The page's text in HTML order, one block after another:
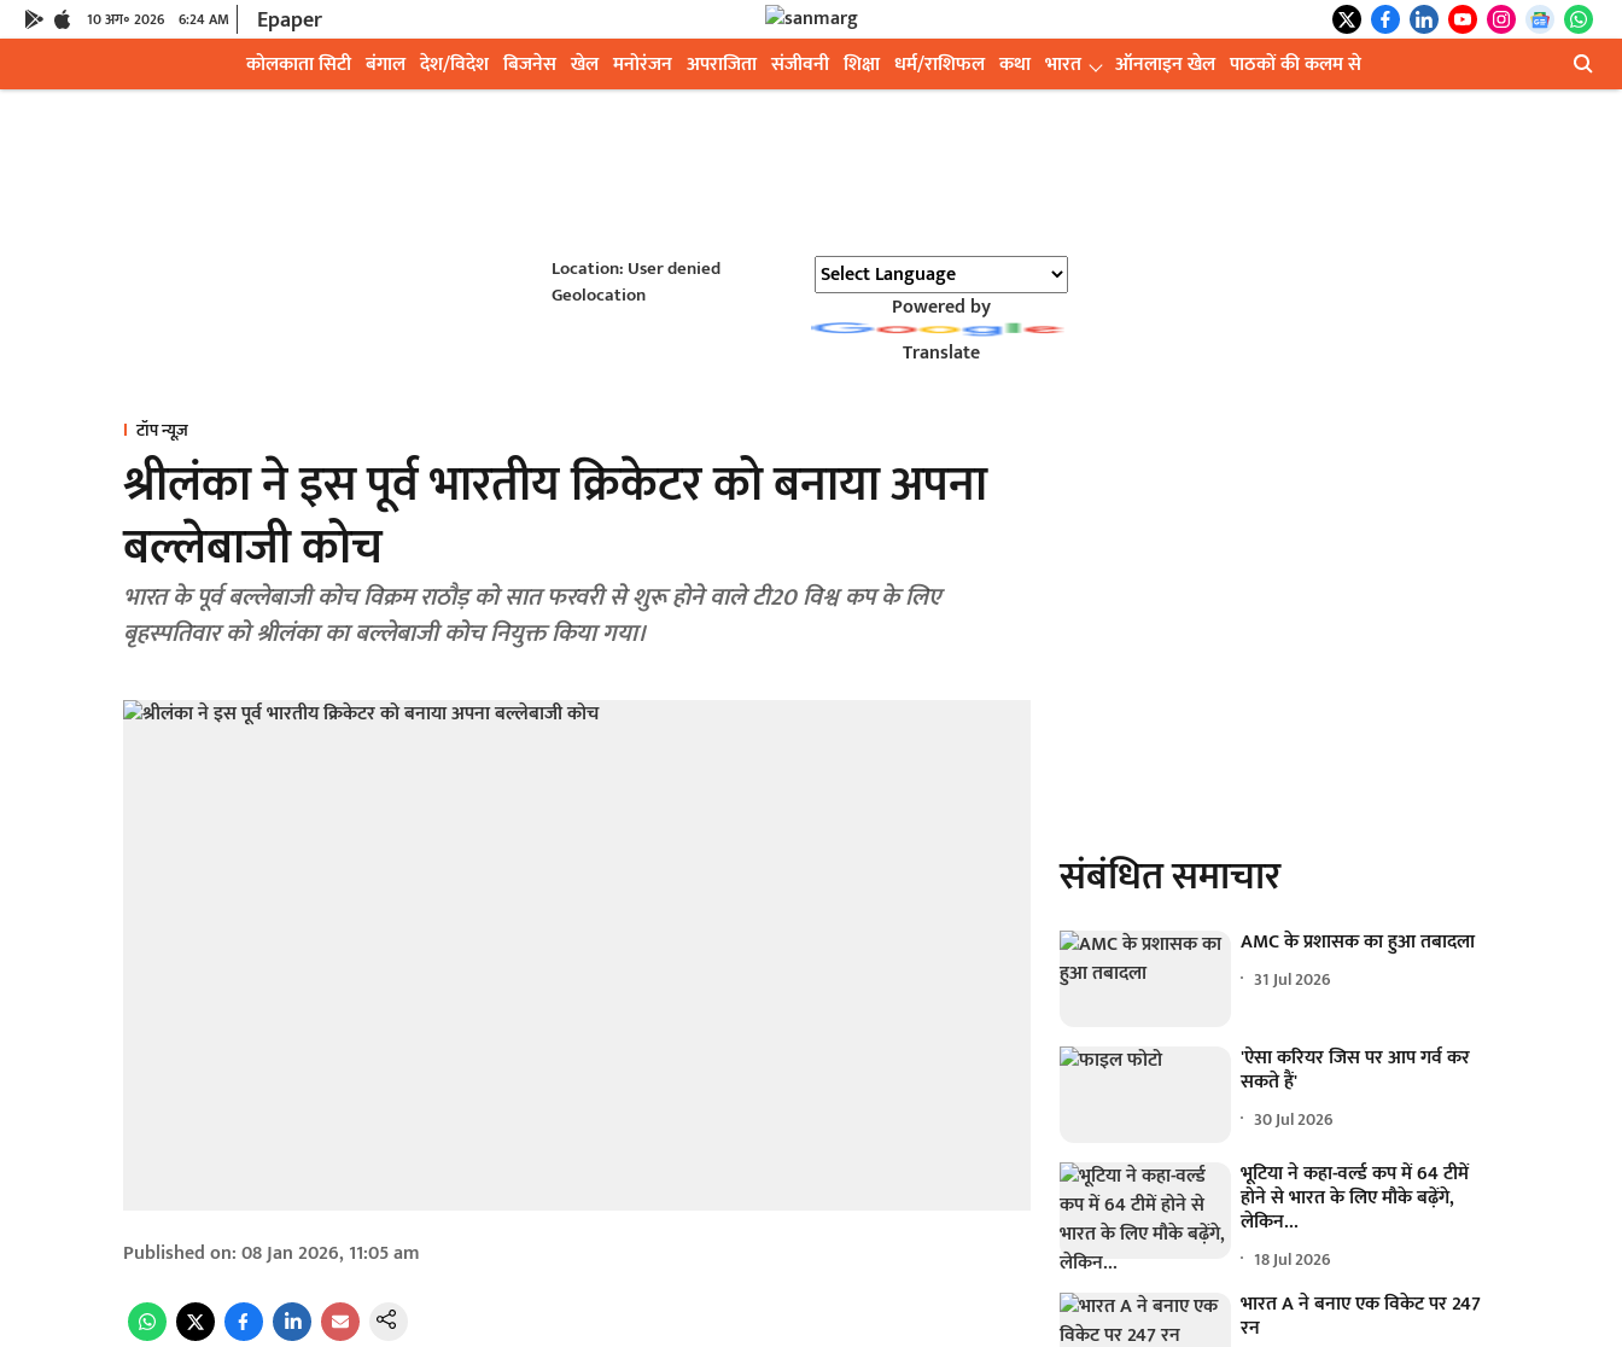
10 अग॰ 2026 6:24 AM Epaper
कोलकाता सिटी बंगाल देश/विदेश बिजनेस खेल मनोरंजन अपराजिता संजीवनी शिक्षा धर्म/राशिफल कथा भारत ऑनलाइन खेल पाठकों की कलम से
Location: User denied
Geolocation
Powered by
Translate
टॉप न्यूज़
श्रीलंका ने इस पूर्व भारतीय क्रिकेटर को बनाया अपना
बल्लेबाजी कोच
भारत के पूर्व बल्लेबाजी कोच विक्रम राठौड़ को सात फरवरी से शुरू होने वाले टी20 विश्व कप के लिए
बृहस्पतिवार को श्रीलंका का बल्लेबाजी कोच नियुक्त किया गया।
Published on:08 Jan 2026, 11:05 am
संबंधित समाचार
AMC के प्रशासक का हुआ तबादला
31 Jul 2026
'ऐसा करियर जिस पर आप गर्व कर
सकते हैं'
30 Jul 2026
भूटिया ने कहा-वर्ल्ड कप में 64 टीमें
होने से भारत के लिए मौके बढ़ेंगे,
लेकिन...
18 Jul 2026
भारत A ने बनाए एक विकेट पर 247
रन